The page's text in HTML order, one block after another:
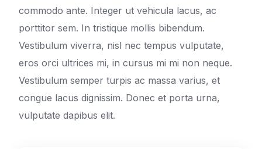
commodo ante. Integer ut vehicula lacus, ac
porttitor sem. In tristique mollis bibendum.
Vestibulum viverra, nisl nec tempus vulputate,
eros orci ultrices mi, in cursus mi mi non neque.
Vestibulum semper turpis ac massa varius, et
congue lacus dignissim. Donec et porta urna,
vulputate dapibus elit.